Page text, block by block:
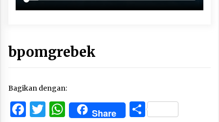
bpomgrebek
Bagikan dengan:
Facebook
Twitter
WhatsApp
Share Share